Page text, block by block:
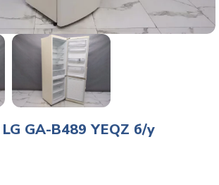
увеличить
GA-B489 YEQZ б/у